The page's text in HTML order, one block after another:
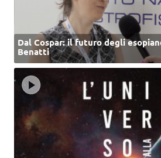
Dal Cospar: il futuro degli
Benatti